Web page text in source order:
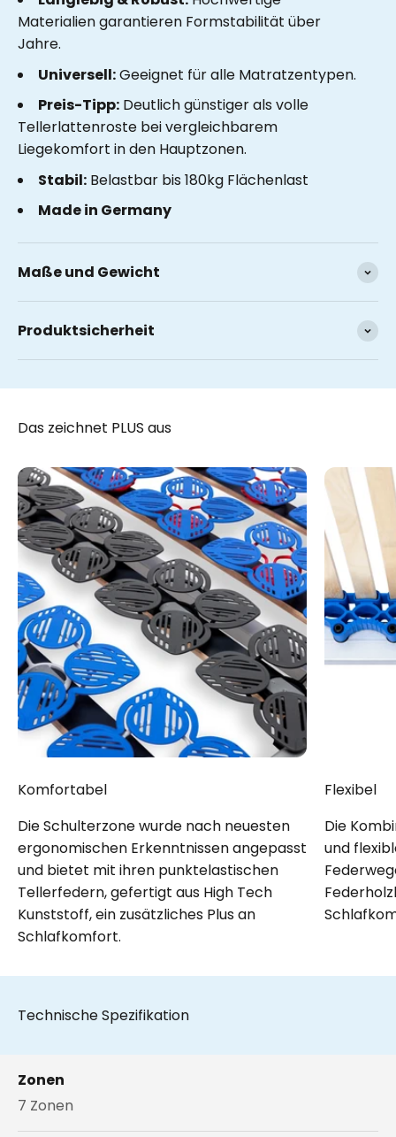
Materialien garantieren Formstabilität über
Jahre.
Universell:Geeignet für alle Matratzentypen.
Preis-Tipp: Deutlich günstiger als volle
Tellerlattenroste bei vergleichbarem
Liegekomfort in den Hauptzonen.
Stabil: Belastbar bis 180kg Flächenlast
Made in Germany
Maße und Gewicht
Produktsicherheit
Das zeichnet PLUS aus
Komfortabel
Die Schulterzone wurde nach neuesten
ergonomischen Erkenntnissen angepasst
und bietet mit ihren punktelastischen
Tellerfedern, gefertigt aus High Tech
Kunststoff, ein zusätzliches Plus an
Schlafkomfort.
Flexibel
Die
und
Technische Spezifikation
Zonen
7 Zonen